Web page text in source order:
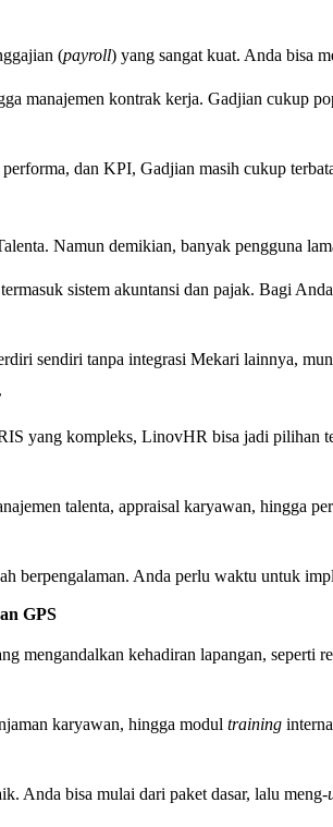
(payroll) yang sangat kuat. Anda bisa
manajemen kontrak kerja. Gadjian cukup
dan KPI, Gadjian masih cukup
Namun demikian, banyak pengguna
sistem akuntansi dan pajak. Bagi
sendiri tanpa integrasi Mekari lainnya,
yang kompleks, LinovHR bisa jadi
talenta, appraisal karyawan, hingga
Anda perlu waktu untuk
GPS
mengandalkan kehadiran lapangan, seperti
karyawan, hingga modul training
Anda bisa mulai dari paket dasar, lalu meng-